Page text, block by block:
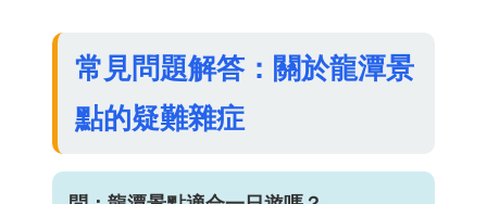
常見問題解答：關於龍潭景
點的疑難雜症